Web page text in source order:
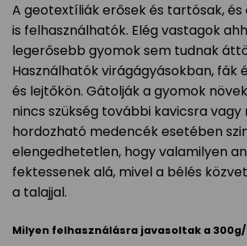
A geotextíliák erősek és tartósak,
is felhasználhatók. Elég vastagok
legerősebb gyomok sem tudnak
Használhatók virágágyásokban, fák
és lejtőkön. Gátolják a gyomok
nincs szükség további kavicsra vagy
hordozható medencék esetében
elengedhetetlen, hogy valamilyen
fektessenek alá, mivel a bélés
a talajjal.
Milyen felhasználásra javasoltak a